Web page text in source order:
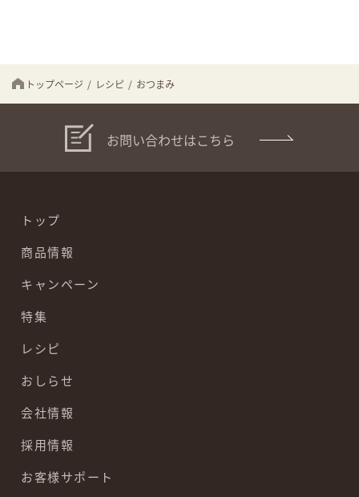
トップページ / レシピ / おつまみ
お問い合わせはこちら
トップ
商品情報
キャンペーン
特集
レシピ
おしらせ
会社情報
採用情報
お客様サポート